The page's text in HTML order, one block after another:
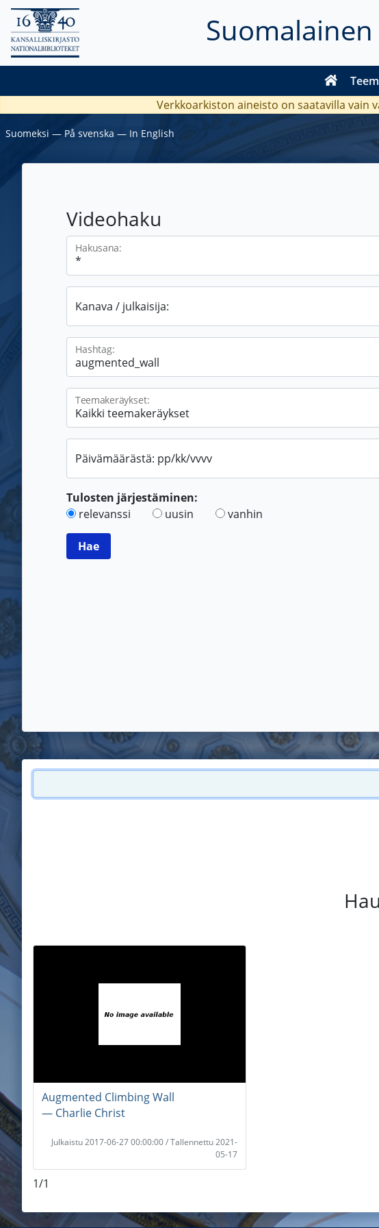
Verkkoarkiston aineisto on saatavilla vain
Suomeksi ― På svenska ― In English
Videohaku
Hakusana:
Kanava / julkaisija:
Hashtag:
Teemakeräykset:
Päivämäärästä: pp/kk/vvvv
Tulosten järjestäminen:
relevanssi
uusin vanhin
Augmented Climbing Wall
― Charlie Christ
Julkaistu 2017-06-27 00:00:00 / Tallennettu 2021-
05-17
1/1